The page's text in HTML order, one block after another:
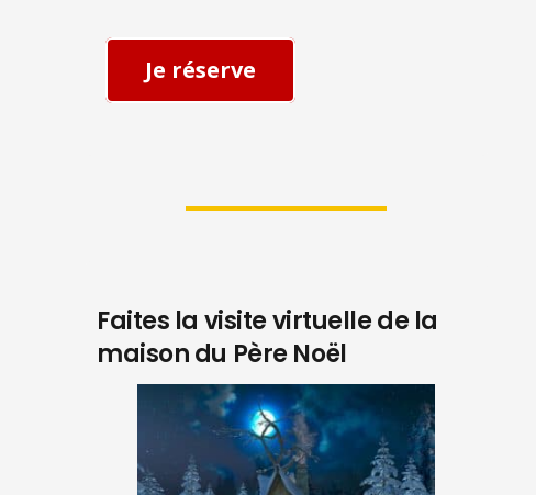
Je réserve
Faites la visite virtuelle de la
maison du Père Noël